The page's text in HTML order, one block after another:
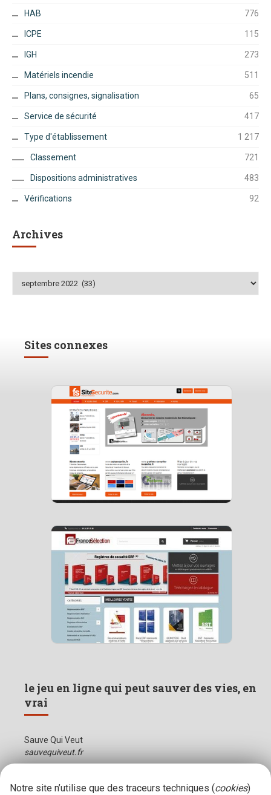
HAB 776
ICPE 115
IGH 273
Matériels incendie 511
Plans, consignes, signalisation 65
Service de sécurité 417
Type d'établissement 1 217
Classement 721
Dispositions administratives 483
Vérifications 92
Archives
Archives
Sites connexes
le jeu en ligne qui peut sauver des vies, en
vrai
Sauve Qui Veut
sauvequiveut.fr
Notre site n’utilise que des traceurs techniques (cookies)